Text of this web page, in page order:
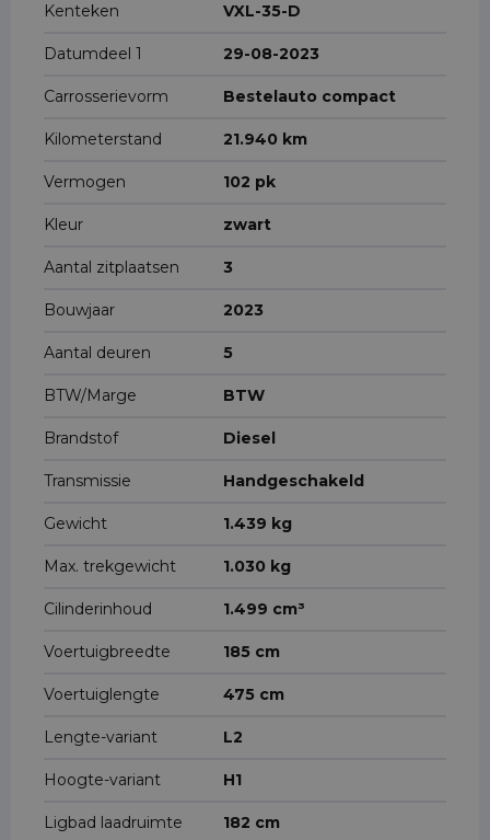
Kenteken VXL-35-D
Datumdeel 1 29-08-2023
Carrosserievorm Bestelauto compact
Kilometerstand 21.940 km
Vermogen 102 pk
Kleur zwart
Aantal zitplaatsen 3
Bouwjaar 2023
Aantal deuren 5
BTW/Marge BTW
Brandstof Diesel
Transmissie Handgeschakeld
Gewicht 1.439 kg
Max. trekgewicht 1.030 kg
Cilinderinhoud 1.499 cm³
Voertuigbreedte 185 cm
Voertuiglengte 475 cm
Lengte-variant L2
Hoogte-variant H1
Ligbad laadruimte 182 cm